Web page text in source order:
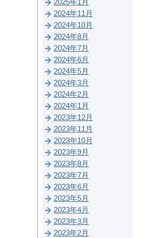
2025年1月
2024年11月
2024年10月
2024年8月
2024年7月
2024年6月
2024年5月
2024年3月
2024年2月
2024年1月
2023年12月
2023年11月
2023年10月
2023年9月
2023年8月
2023年7月
2023年6月
2023年5月
2023年4月
2023年3月
2023年2月